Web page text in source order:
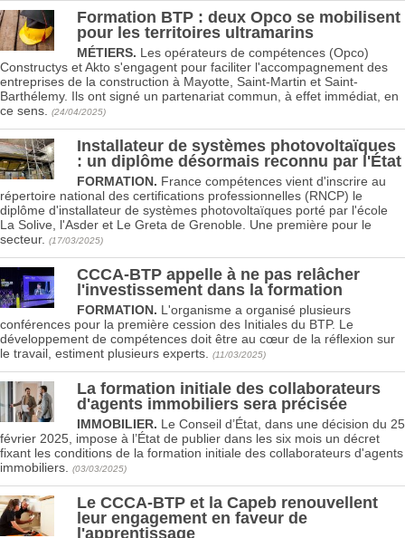
Formation BTP : deux Opco se mobilisent
pour les territoires ultramarins
MÉTIERS. Les opérateurs de compétences (Opco)
Constructys et Akto s'engagent pour faciliter l'accompagnement des
entreprises de la construction à Mayotte, Saint-Martin et Saint-
Barthélemy. Ils ont signé un partenariat commun, à effet immédiat, en
ce sens.
(24/04/2025)
Installateur de systèmes photovoltaïques
: un diplôme désormais reconnu par l'État
FORMATION. France compétences vient d'inscrire au
répertoire national des certifications professionnelles (RNCP) le
diplôme d'installateur de systèmes photovoltaïques porté par l'école
La Solive, l'Asder et Le Greta de Grenoble. Une première pour le
secteur.
(17/03/2025)
CCCA-BTP appelle à ne pas relâcher
l'investissement dans la formation
FORMATION. L'organisme a organisé plusieurs
conférences pour la première cession des Initiales du BTP. Le
développement de compétences doit être au cœur de la réflexion sur
le travail, estiment plusieurs experts.
(11/03/2025)
La formation initiale des collaborateurs
d'agents immobiliers sera précisée
IMMOBILIER. Le Conseil d’État, dans une décision du 25
février 2025, impose à l’État de publier dans les six mois un décret
fixant les conditions de la formation initiale des collaborateurs d'agents
immobiliers.
(03/03/2025)
Le CCCA-BTP et la Capeb renouvellent
leur engagement en faveur de
l'apprentissage